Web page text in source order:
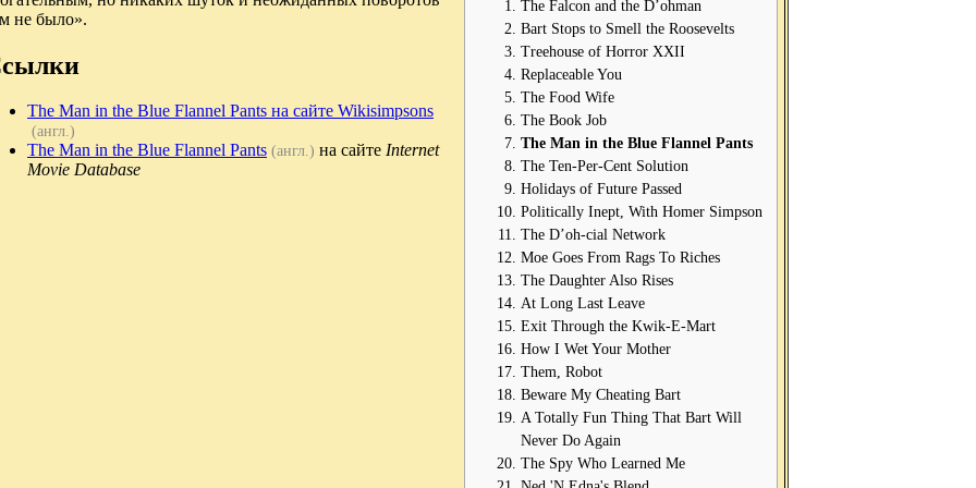
The Falcon and the D’ohman
Bart Stops to Smell the Roosevelts
Treehouse of Horror XXII
Replaceable You
The Food Wife
The Book Job
The Man in the Blue Flannel Pants
The Ten-Per-Cent Solution
Holidays of Future Passed
Politically Inept, With Homer Simpson
The D’oh-cial Network
Moe Goes From Rags To Riches
The Daughter Also Rises
At Long Last Leave
Exit Through the Kwik-E-Mart
How I Wet Your Mother
Them, Robot
Beware My Cheating Bart
A Totally Fun Thing That Bart Will
Never Do Again
The Spy Who Learned Me
не было».
The Man in the Blue Flannel Pants на сайте Wikisimpsons
(англ.)
The Man in the Blue Flannel Pants (англ.) на сайте Internet
Movie Database